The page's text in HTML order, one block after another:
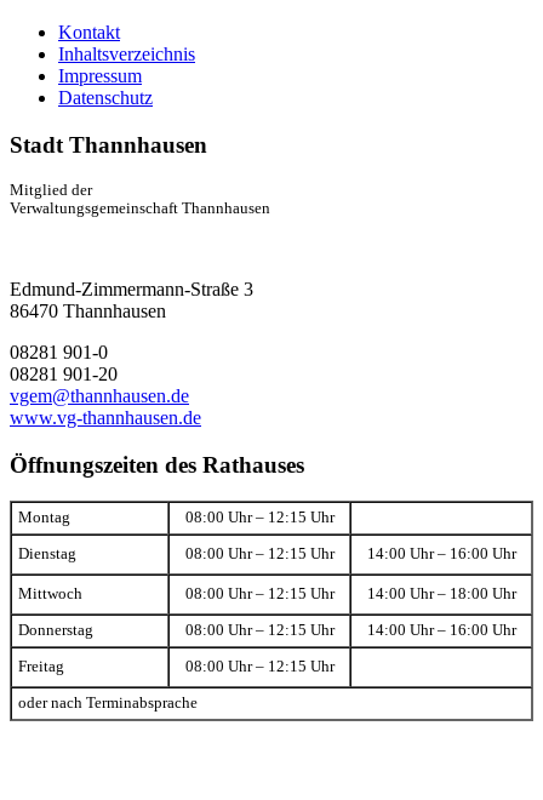
Kontakt
Inhaltsverzeichnis
Impressum
Datenschutz
Stadt Thannhausen
Mitglied der
Verwaltungsgemeinschaft Thannhausen
Edmund-Zimmermann-Straße 3
86470 Thannhausen
08281 901-0
08281 901-20
vgem@thannhausen.de
www.vg-thannhausen.de
Öffnungszeiten des Rathauses
Montag 08:00 Uhr – 12:15 Uhr
Dienstag 08:00 Uhr – 12:15 Uhr 14:00 Uhr – 16:00 Uhr
Mittwoch 08:00 Uhr – 12:15 Uhr 14:00 Uhr – 18:00 Uhr
Donnerstag 08:00 Uhr – 12:15 Uhr 14:00 Uhr – 16:00 Uhr
Freitag 08:00 Uhr – 12:15 Uhr
oder nach Terminabsprache